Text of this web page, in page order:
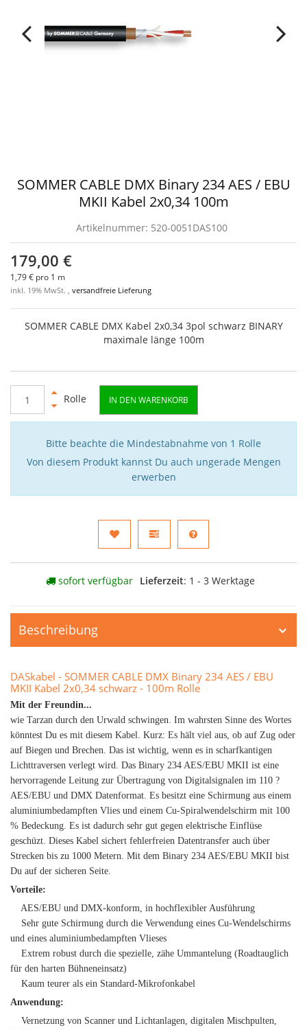
SOMMER CABLE DMX Binary 234 AES / EBU
MKII Kabel 2x0,34 100m
Artikelnummer: 520-0051DAS100
179,00 €
1,79 € pro 1 m
inkl. 19% MwSt. , versandfreie Lieferung
SOMMER CABLE DMX Kabel 2x0,34 3pol schwarz BINARY
maximale länge 100m
Rolle IN DEN WARENKORB
Bitte beachte die Mindestabnahme von 1 Rolle
Von diesem Produkt kannst Du auch ungerade Mengen
erwerben
sofort verfügbar Lieferzeit: 1 - 3 Werktage
Beschreibung
DASkabel - SOMMER CABLE DMX Binary 234 AES / EBU
MKII Kabel 2x0,34 schwarz - 100m Rolle
Mit der Freundin...
wie Tarzan durch den Urwald schwingen. Im wahrsten Sinne des Wortes
könntest Du es mit diesem Kabel. Kurz: Es hält viel aus, ob auf Zug oder
auf Biegen und Brechen. Das ist wichtig, wenn es in scharfkantigen
Lichttraversen verlegt wird. Das Binary 234 AES/EBU MKII ist eine
hervorragende Leitung zur Übertragung von Digitalsignalen im 110 ?
AES/EBU und DMX Datenformat. Es besitzt eine Schirmung aus einem
aluminiumbedampften Vlies und einem Cu-Spiralwendelschirm mit 100
% Bedeckung. Es ist dadurch sehr gut gegen elektrische Einflüse
geschüzt. Dieses Kabel sichert fehlerfreien Datentransfer auch über
Strecken bis zu 1000 Metern. Mit dem Binary 234 AES/EBU MKII bist
Du auf der sicheren Seite.
Vorteile:
AES/EBU und DMX-konform, in hochflexibler Ausführung
Sehr gute Schirmung durch die Verwendung eines Cu-Wendelschirms
und eines aluminiumbedampften Vlieses
Extrem robust durch die spezielle, zähe Ummantelung (Roadtauglich
für den harten Bühneneinsatz)
Kaum teurer als ein Standard-Mikrofonkabel
Anwendung:
Vernetzung von Scanner und Lichtanlagen, digitalen Mischpulten,